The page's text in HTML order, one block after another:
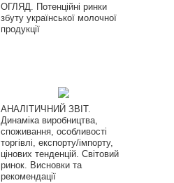
ОГЛЯД. Потенційні ринки
збуту української молочної
продукції
АНАЛІТИЧНИЙ ЗВІТ.
Динаміка виробництва,
споживання, особливості
торгівлі, експорту/імпорту,
цінових тенденцій. Світовий
ринок. Висновки та
рекомендації